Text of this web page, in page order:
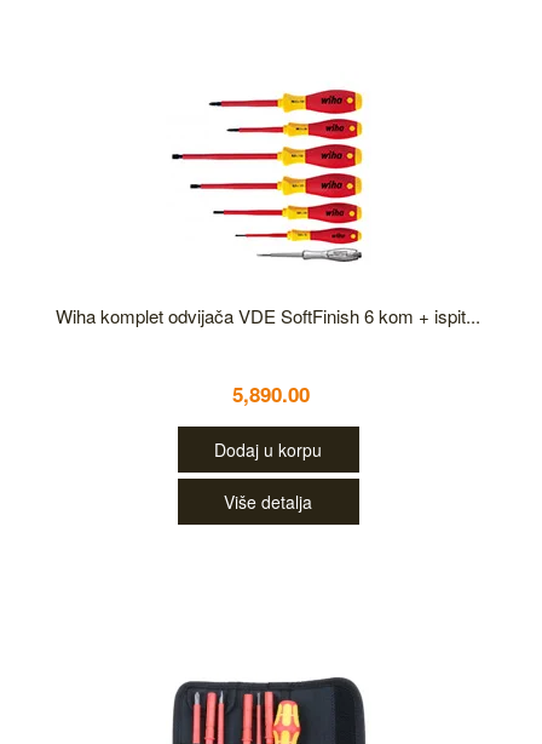
Wiha komplet odvijača VDE SoftFinish 6 kom + ispit...
5,890.00
Dodaj u korpu
Više detalja